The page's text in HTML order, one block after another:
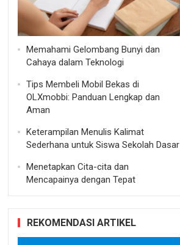
Memahami Gelombang Bunyi dan
Cahaya dalam Teknologi
Tips Membeli Mobil Bekas di
OLXmobbi: Panduan Lengkap dan
Aman
Keterampilan Menulis Kalimat
Sederhana untuk Siswa Sekolah Dasar
Menetapkan Cita-cita dan
Mencapainya dengan Tepat
REKOMENDASI ARTIKEL